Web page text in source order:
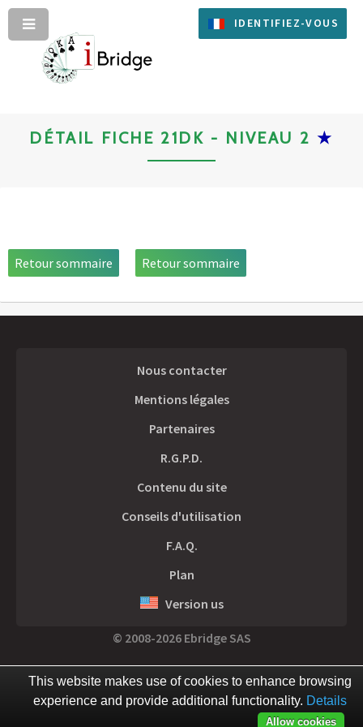
IDENTIFIEZ-VOUS
DÉTAIL FICHE 21DK - NIVEAU 2 ★
Retour sommaire Retour sommaire
Nous contacter
Mentions légales
Partenaires
R.G.P.D.
Contenu du site
Conseils d'utilisation
F.A.Q.
Plan
Version us
© 2008-2026 Ebridge SAS
This website makes use of cookies to enhance browsing
experience and provide additional functionality. Details
Allow cookies